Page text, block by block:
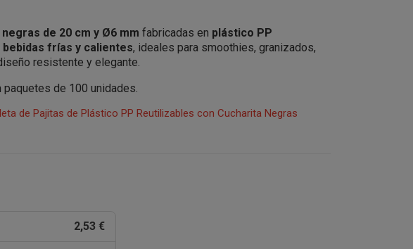
de 20 cm y Ø6 mm fabricadas en plástico PP
bebidas frías y calientes, ideales para smoothies, granizados,
resistente y elegante.
de 100 unidades.
de Pajitas de Plástico PP Reutilizables con Cucharita Negras
2,53 €